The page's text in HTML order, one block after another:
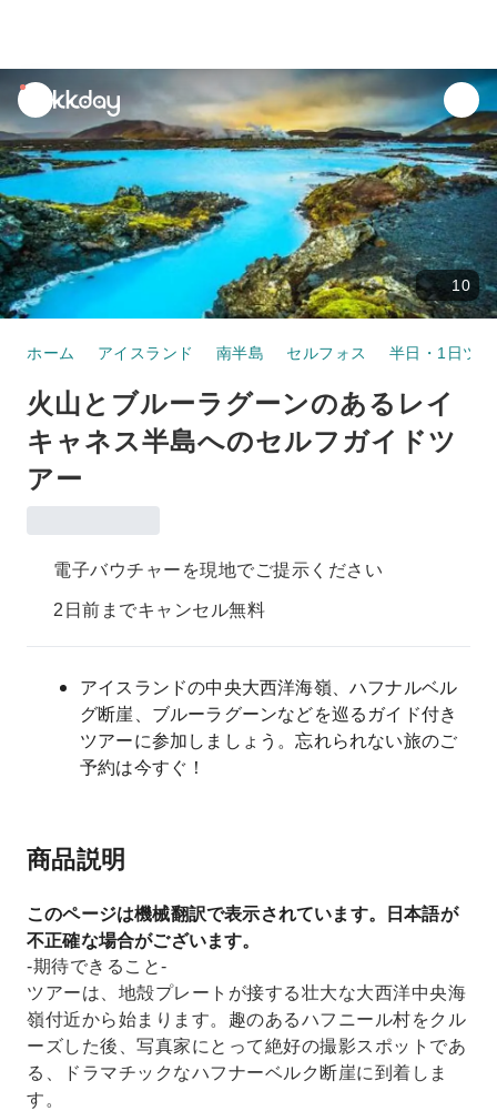
unread
notifications
10
ホーム アイスランド 南半島 セルフォス 半日・1日ツ
火山とブルーラグーンのあるレイ
キャネス半島へのセルフガイドツ
アー
電子バウチャーを現地でご提示ください
2日前までキャンセル無料
アイスランドの中央大西洋海嶺、ハフナルベル
グ断崖、ブルーラグーンなどを巡るガイド付き
ツアーに参加しましょう。忘れられない旅のご
予約は今すぐ！
商品説明
このページは機械翻訳で表示されています。日本語が
不正確な場合がございます。
-期待できること-
ツアーは、地殻プレートが接する壮大な大西洋中央海
嶺付近から始まります。趣のあるハフニール村をクル
ーズした後、写真家にとって絶好の撮影スポットであ
る、ドラマチックなハフナーベルク断崖に到着しま
す。